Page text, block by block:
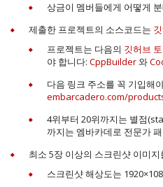
상금이 멤버들에게 어떻게
제출한 프로젝트의 소스코드는
프로젝트는 다음의 깃허브
야 합니다: CppBuilder와
다음 링크 주소를 꼭 기입해
embarcadero.com/
4위부터 20위까지는 별점
까지는 엠바카데로 전문가
최소 5장 이상의 스크린샷 이미
스크린샷 해상도는